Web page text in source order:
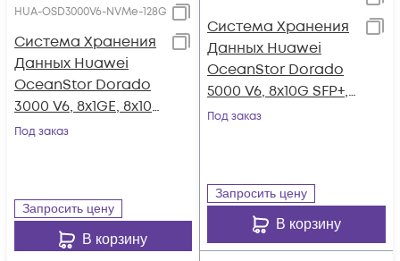
HUA-OSD3000V6-NVMe-128G
Система Хранения
Данных Huawei
OceanStor Dorado
3000 V6, 8x1GE, 8x10G
SFP+, 4x100G RDMA
Под заказ
Запросить цену
В корзину
Система Хранения
Данных Huawei
OceanStor Dorado
5000 V6, 8x10G SFP+,
4xSAS12G Ext., 25xSAS
Под заказ
Запросить цену
В корзину